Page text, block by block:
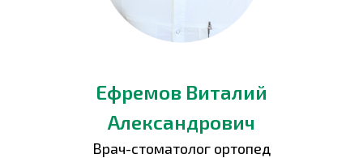
Врач-стоматолог ортопед
Ефремов Виталий
Александрович